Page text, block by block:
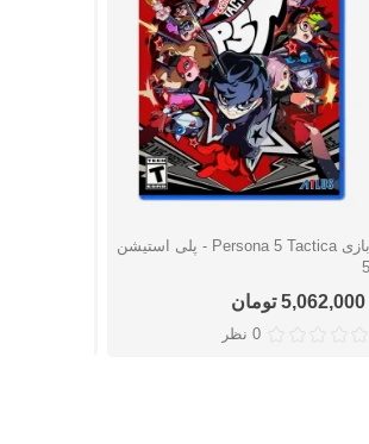
دوست داشتن
بازی Persona 5 Tactica - پلی استیشن
5
5,062,000 تومان
0 نظر